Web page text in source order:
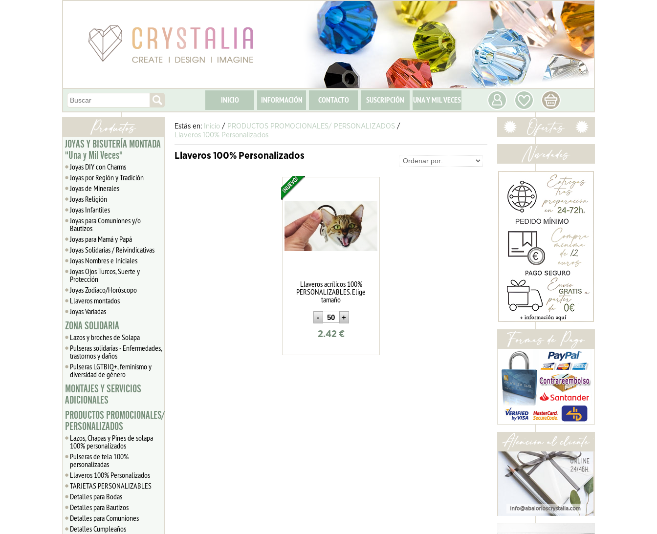
INICIO INFORMACIÓN CONTACTO SUSCRIPCIÓN UNA Y MIL VECES
JOYAS Y BISUTERÍA MONTADA
"Una y Mil Veces"
Joyas DIY con Charms
Joyas por Región y Tradición
Joyas de Minerales
Joyas Religión
Joyas Infantiles
Joyas para Comuniones y/o
Bautizos
Joyas para Mamá y Papá
Joyas Solidarias / Reivindicativas
Joyas Nombres e Iniciales
Joyas Ojos Turcos, Suerte y
Protección
Joyas Zodiaco/Horóscopo
Llaveros montados
Joyas Variadas
ZONA SOLIDARIA
Lazos y broches de Solapa
Pulseras solidarias - Enfermedades,
trastornos y daños
Pulseras LGTBIQ+, feminismo y
diversidad de género
MONTAJES Y SERVICIOS
ADICIONALES
PRODUCTOS PROMOCIONALES/
PERSONALIZADOS
Lazos, Chapas y Pines de solapa
100% personalizados
Pulseras de tela 100%
personalizadas
Llaveros 100% Personalizados
TARJETAS PERSONALIZABLES
Detalles para Bodas
Detalles para Bautizos
Detalles para Comuniones
Detalles Cumpleaños
Estás en: Inicio / PRODUCTOS PROMOCIONALES/ PERSONALIZADOS /
Llaveros 100% Personalizados
Llaveros 100% Personalizados
Llaveros acrílicos 100%
PERSONALIZABLES. Elige
tamaño
2.42 €